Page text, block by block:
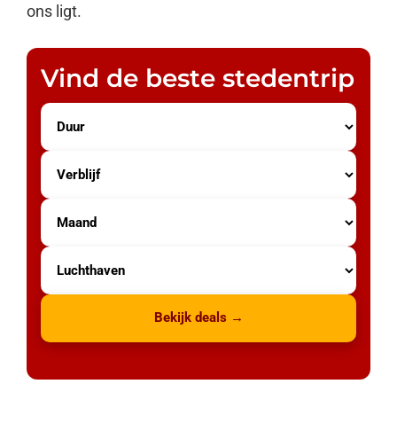
ons ligt.
Vind de beste stedentrip
Bekijk deals →